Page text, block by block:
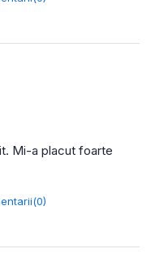
Mi-a placut foarte